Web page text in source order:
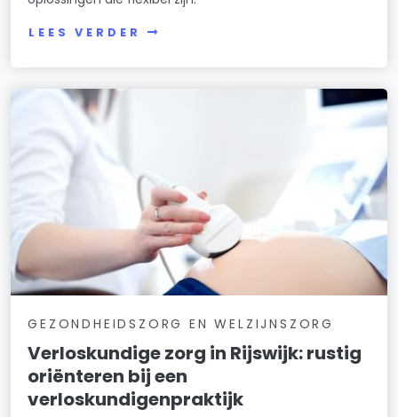
LEES VERDER
GEZONDHEIDSZORG EN WELZIJNSZORG
Verloskundige zorg in Rijswijk: rustig
oriënteren bij een
verloskundigenpraktijk